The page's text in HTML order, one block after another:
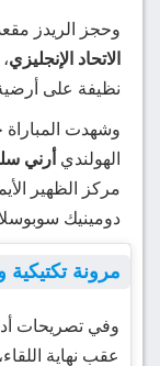
وحجز الريدز
الاتحاد الإنجليزي
نظيفة على
وشهدت المباراة
الهولندي أرني
مركز الظهير
دومينيك
مرونة
وفي تصريحات
عقب نهاية